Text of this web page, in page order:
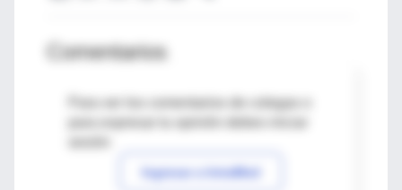
Comentarios
Para ver los comentarios de colegas o
Ingresar a IntraMed